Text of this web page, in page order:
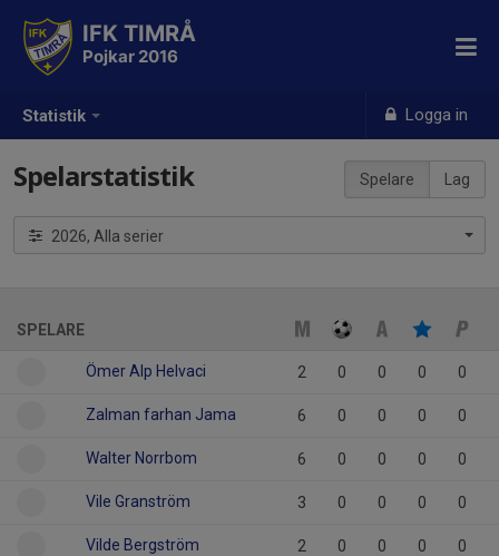
Statistik Logga in
IFK TIMRÅ
Pojkar 2016
Spelare Lag
Spelarstatistik
2026, Alla serier
SPELARE
Ömer Alp Helvaci 2 0 0 0 0
Zalman farhan Jama 6 0 0 0 0
Walter Norrbom 6 0 0 0 0
Vile Granström 3 0 0 0 0
Vilde Bergström 2 0 0 0 0